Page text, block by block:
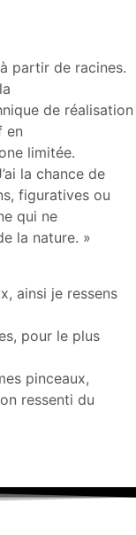
partir de racines.
de réalisation
en
limitée.
la chance de
figuratives ou
qui ne
la nature. »
ainsi je ressens
pour le plus
pinceaux,
ressenti du